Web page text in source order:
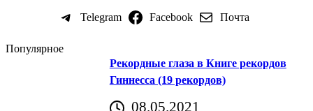
Telegram Facebook Почта
Популярное
Рекордные глаза в Книге рекордов
Гиннесса (19 рекордов)
08.05.2021